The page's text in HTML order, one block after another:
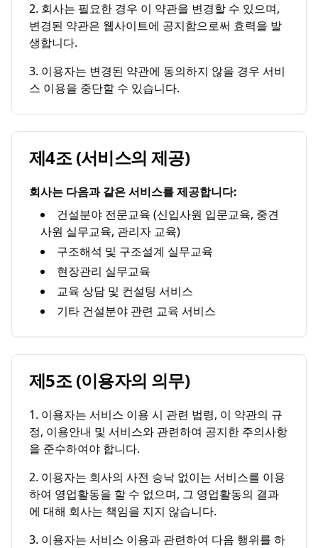
2. 회사는 필요한 경우 이 약관을 변경할 수 있으며,
변경된 약관은 웹사이트에 공지함으로써 효력을 발
생합니다.
3. 이용자는 변경된 약관에 동의하지 않을 경우 서비
스 이용을 중단할 수 있습니다.
제4조 (서비스의 제공)
회사는 다음과 같은 서비스를 제공합니다:
건설분야 전문교육 (신입사원 입문교육, 중견
사원 실무교육, 관리자 교육)
구조해석 및 구조설계 실무교육
현장관리 실무교육
교육 상담 및 컨설팅 서비스
기타 건설분야 관련 교육 서비스
제5조 (이용자의 의무)
1. 이용자는 서비스 이용 시 관련 법령, 이 약관의 규
정, 이용안내 및 서비스와 관련하여 공지한 주의사항
을 준수하여야 합니다.
2. 이용자는 회사의 사전 승낙 없이는 서비스를 이용
하여 영업활동을 할 수 없으며, 그 영업활동의 결과
에 대해 회사는 책임을 지지 않습니다.
3. 이용자는 서비스 이용과 관련하여 다음 행위를 하